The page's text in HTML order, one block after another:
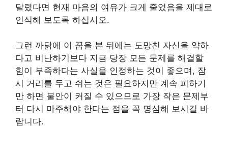
달렸다면 현재 마음의 여유가 크게 줄었음을 제대로
인식해 보도록 하십시오.
그런 까닭에 이 꿈을 본 뒤에는 도망친 자신을 약하
다고 비난하기보다 지금 당장 모든 문제를 해결할
힘이 부족하다는 사실을 인정하는 것이 좋으며, 잠
시 거리를 두고 쉬는 것은 필요하지만 계속 피하기
만 하면 불안이 커질 수 있으므로 가장 작은 문제부
터 다시 마주해야 한다는 점을 꼭 명심해 보시길 바
랍니다.